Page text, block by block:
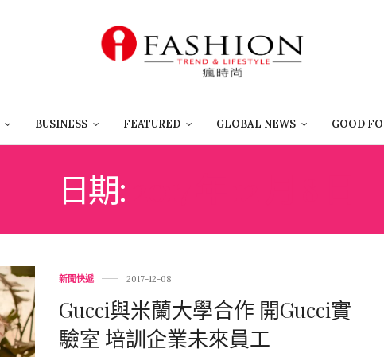
BUSINESS FEATURED GLOBAL NEWS GOOD
日期:
新聞快遞 2017-12-08
Gucci與米蘭大學合作 開Gucci實
驗室 培訓企業未來員工